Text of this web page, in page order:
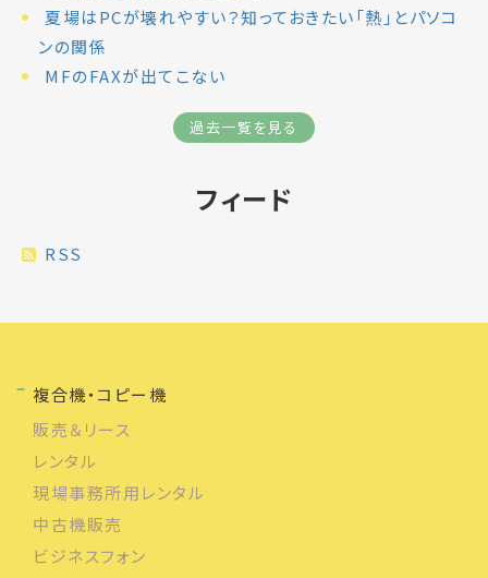
夏場はPCが壊れやすい？知っておきたい「熱」とパソコ
ンの関係
MFのFAXが出てこない
過去一覧を見る
フィード
RSS
複合機・コピー機
販売＆リース
レンタル
現場事務所用レンタル
中古機販売
ビジネスフォン